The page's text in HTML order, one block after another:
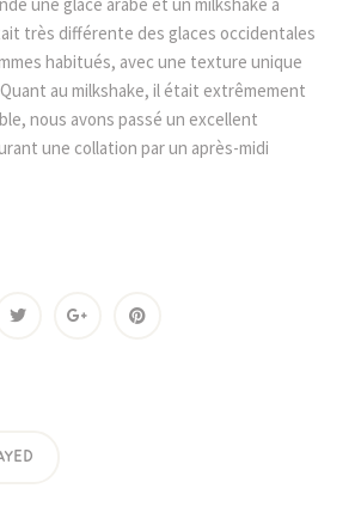
très différente des glaces occidentales
habitués, avec une texture unique
au milkshake, il était extrêmement
nous avons passé un excellent
une collation par un après-midi